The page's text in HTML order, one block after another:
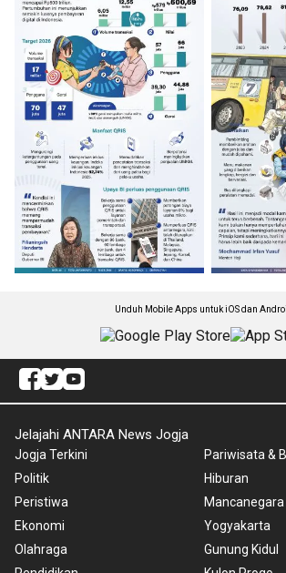
Unduh Mobile Apps untuk iOS dan
Jelajahi ANTARA News Jogja
Jogja Terkini
Politik
Peristiwa
Ekonomi
Olahraga
Pariwisata &
Hiburan
Mancanegara
Yogyakarta
Gunung Kidul